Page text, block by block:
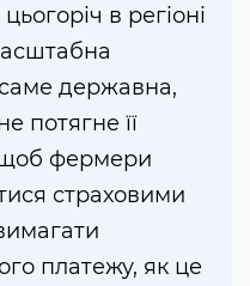
в регіоні
державна,
потягне її
щоб фермери
страховими
платежу, як це